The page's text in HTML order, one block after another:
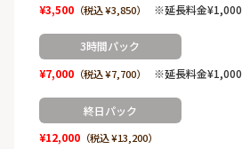
¥3,500（税込 ¥3,850） ※延長料金¥1,000
3時間パック
¥7,000（税込 ¥7,700） ※延長料金¥1,000
終日パック
¥12,000（税込 ¥13,200）